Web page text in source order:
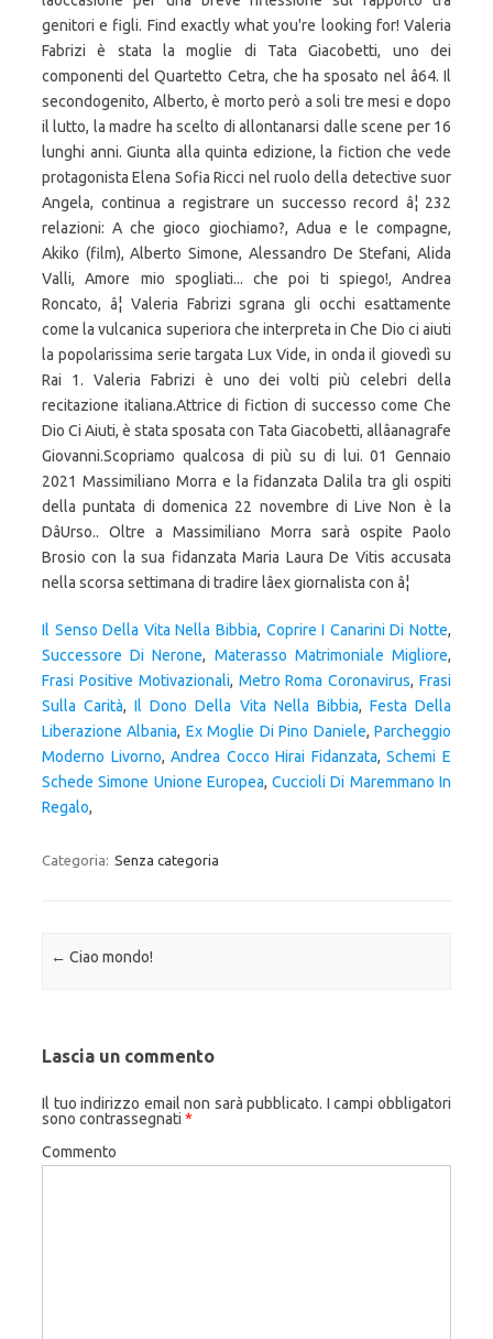
genitori e figli. Find exactly what you're looking for! Valeria
Fabrizi è stata la moglie di Tata Giacobetti, uno dei
componenti del Quartetto Cetra, che ha sposato nel â64. Il
secondogenito, Alberto, è morto però a soli tre mesi e dopo
il lutto, la madre ha scelto di allontanarsi dalle scene per 16
lunghi anni. Giunta alla quinta edizione, la fiction che vede
protagonista Elena Sofia Ricci nel ruolo della detective suor
Angela, continua a registrare un successo record â¦ 232
relazioni: A che gioco giochiamo?, Adua e le compagne,
Akiko (film), Alberto Simone, Alessandro De Stefani, Alida
Valli, Amore mio spogliati... che poi ti spiego!, Andrea
Roncato, â¦ Valeria Fabrizi sgrana gli occhi esattamente
come la vulcanica superiora che interpreta in Che Dio ci aiuti
la popolarissima serie targata Lux Vide, in onda il giovedì su
Rai 1. Valeria Fabrizi è uno dei volti più celebri della
recitazione italiana.Attrice di fiction di successo come Che
Dio Ci Aiuti, è stata sposata con Tata Giacobetti, allâanagrafe
Giovanni.Scopriamo qualcosa di più su di lui. 01 Gennaio
2021 Massimiliano Morra e la fidanzata Dalila tra gli ospiti
della puntata di domenica 22 novembre di Live Non è la
DâUrso.. Oltre a Massimiliano Morra sarà ospite Paolo
Brosio con la sua fidanzata Maria Laura De Vitis accusata
nella scorsa settimana di tradire lâex giornalista con â¦
Il Senso Della Vita Nella Bibbia, Coprire I Canarini Di Notte,
Successore Di Nerone, Materasso Matrimoniale Migliore,
Frasi Positive Motivazionali, Metro Roma Coronavirus,Frasi
Sulla Carità,Il Dono Della Vita Nella Bibbia, Festa Della
Liberazione Albania, Ex Moglie Di Pino Daniele,Parcheggio
Moderno Livorno,Andrea Cocco Hirai Fidanzata,Schemi E
Schede Simone Unione Europea,Cuccioli Di Maremmano In
Regalo,
Categoria: Senza categoria
Navigazione articolo
← Ciao mondo!
Lascia un commento
Il tuo indirizzo email non sarà pubblicato. I campi obbligatori
sono contrassegnati *
Commento